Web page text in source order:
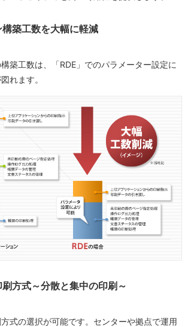
築工数を大幅に軽減
築工数は、「RDE」でのパラメーター設定に
れます。
方式～分散と集中の印刷～
式の選択が可能です。センターや拠点で運用